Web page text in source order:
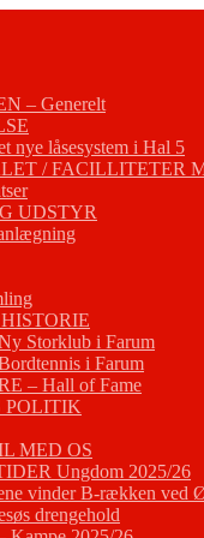
– Generelt
nye låsesystem i Hal 5
/ FACILLITETER
UDSTYR
Storklub i Farum
i Farum
– Hall of Fame
POLITIK
MED OS
Ungdom 2025/26
vinder B-rækken ved
drengehold